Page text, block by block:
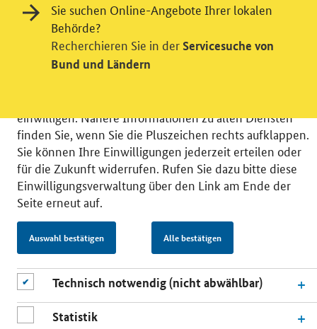
© 2026 Bundesministerium für Wirtschaft und Energie
RSS
Benutzerhinweise
Impressum
Barrierefreiheit
Datenschutz
Einwilligungsverwaltung
Wir bitten Sie an dieser Stelle um Ihre Einwilligung für
verschiedene Zusatzdienste unserer Webseite: Wir
möchten die Nutzeraktivität mit Hilfe
datenschutzfreundlicher Statistiken verstehen, um
einwilligen. Nähere Informationen zu allen Diensten
finden Sie, wenn Sie die Pluszeichen rechts aufklappen.
Sie können Ihre Einwilligungen jederzeit erteilen oder
für die Zukunft widerrufen. Rufen Sie dazu bitte diese
Einwilligungsverwaltung über den Link am Ende der
Seite erneut auf.
Auswahl bestätigen Alle bestätigen
Technisch notwendig (nicht abwählbar)
Statistik
Sie suchen Online-Angebote Ihrer lokalen
Behörde?
Recherchieren Sie in der Servicesuche von
Bund und Ländern